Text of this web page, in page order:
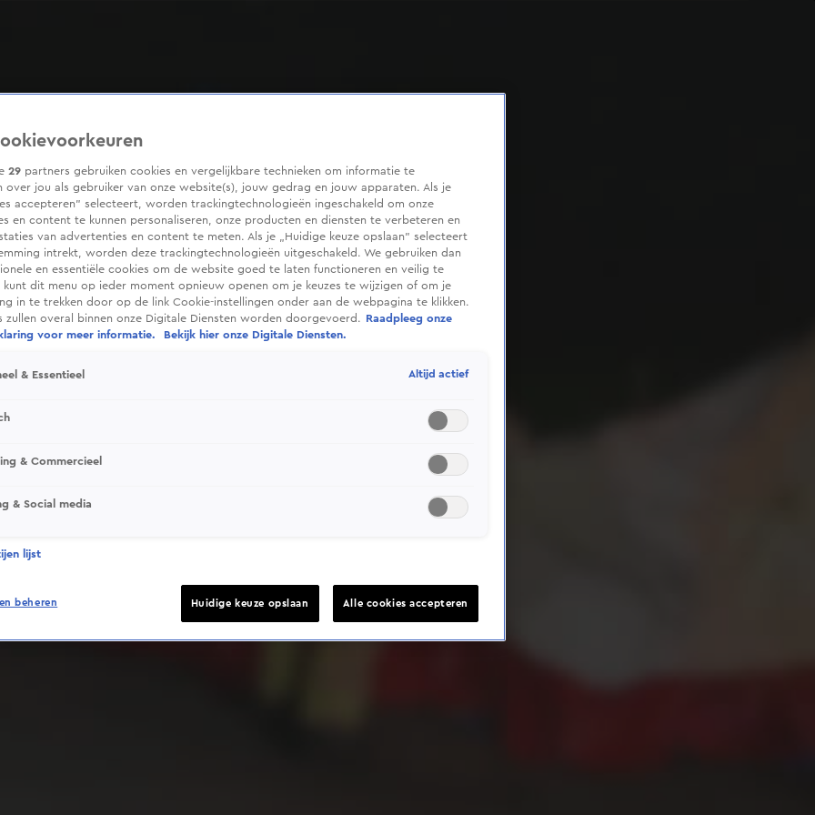
Deze video is niet beschikbaar op je huidige locatie
29 partners gebruiken cookies en vergelijkbare technieken om informatie te
over jou als gebruiker van onze website(s), jouw gedrag en jouw apparaten. Als je
accepteren” selecteert, worden trackingtechnologieën ingeschakeld om onze
en content te kunnen personaliseren, onze producten en diensten te verbeteren en
van advertenties en content te meten. Als je „Huidige keuze opslaan” selecteert
intrekt, worden deze trackingtechnologieën uitgeschakeld. We gebruiken dan
en essentiële cookies om de website goed te laten functioneren en veilig te
kunt dit menu op ieder moment opnieuw openen om je keuzes te wijzigen of om je
in te trekken door op de link Cookie-instellingen onder aan de webpagina te klikken.
zullen overal binnen onze Digitale Diensten worden doorgevoerd.
Raadpleeg onze
voor meer informatie.
Bekijk hier onze Digitale Diensten.
& Essentieel Altijd actief
& Commercieel
& Social media
lijst
beheren Huidige keuze opslaan Alle cookies accepteren